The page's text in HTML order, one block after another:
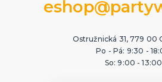
Ostružnická 31, 779 00
Po - Pá: 9:30 -
So: 9:00 - 13:00